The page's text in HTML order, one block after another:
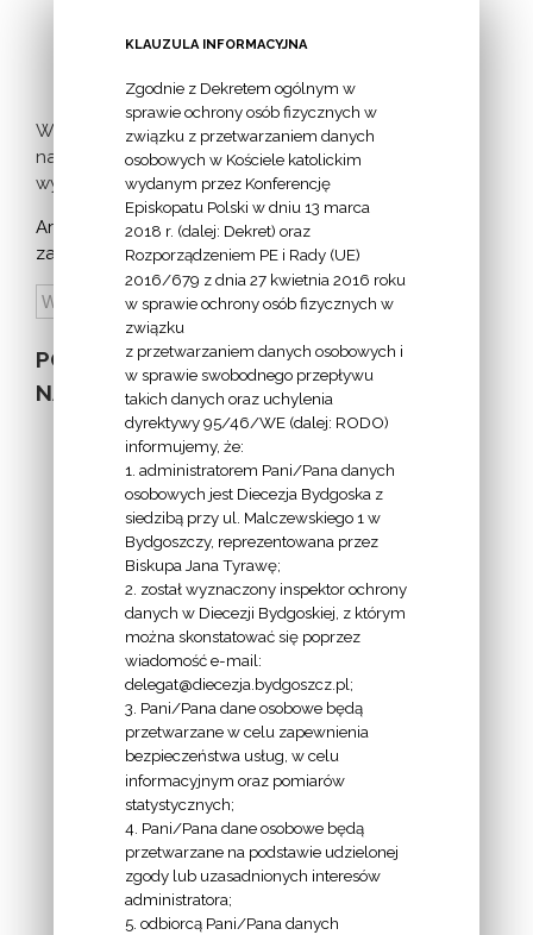
milczącej [...]
Więcej
nadchodzących
wydarzeń >
Archiwum
zapowiedzi:
POZOSTAŁE
NA STRONIE
INFORMACJE
Z
EKAI.PL:
INFORMACJE
EPISKOPATU
POLSKI:
KLAUZULA INFORMACYJNA
Zgodnie z Dekretem ogólnym w
sprawie ochrony osób fizycznych w
związku z przetwarzaniem danych
osobowych w Kościele katolickim
wydanym przez Konferencję
Episkopatu Polski w dniu 13 marca
2018 r. (dalej: Dekret) oraz
Rozporządzeniem PE i Rady (UE)
2016/679 z dnia 27 kwietnia 2016 roku
w sprawie ochrony osób fizycznych w
związku
z przetwarzaniem danych osobowych i
w sprawie swobodnego przepływu
takich danych oraz uchylenia
dyrektywy 95/46/WE (dalej: RODO)
informujemy, że:
1. administratorem Pani/Pana danych
osobowych jest Diecezja Bydgoska z
siedzibą przy ul. Malczewskiego 1 w
Bydgoszczy, reprezentowana przez
Biskupa Jana Tyrawę;
2. został wyznaczony inspektor ochrony
danych w Diecezji Bydgoskiej, z którym
można skonstatować się poprzez
wiadomość e-mail:
delegat@diecezja.bydgoszcz.pl;
3. Pani/Pana dane osobowe będą
przetwarzane w celu zapewnienia
bezpieczeństwa usług, w celu
informacyjnym oraz pomiarów
statystycznych;
4. Pani/Pana dane osobowe będą
przetwarzane na podstawie udzielonej
zgody lub uzasadnionych interesów
administratora;
5. odbiorcą Pani/Pana danych